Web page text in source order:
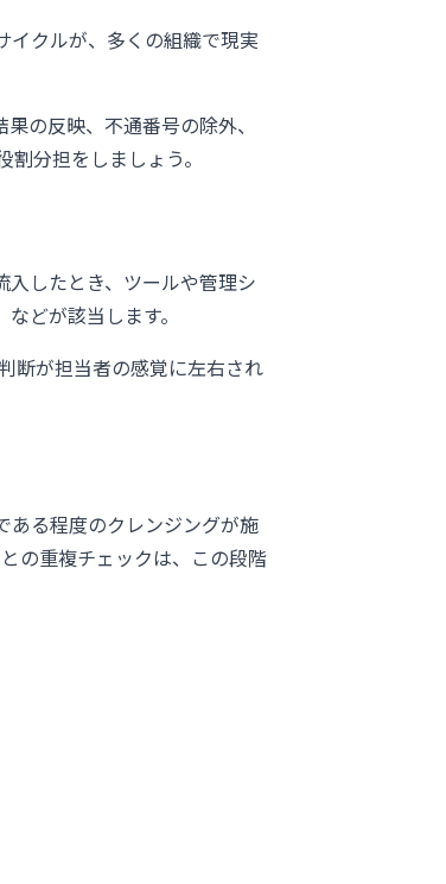
イクルが、多くの組織で現実
の反映、不通番号の除外、
分担をしましょう。
入したとき、ツールや管理シ
どが該当します。
断が担当者の感覚に左右され
ある程度のクレンジングが施
の重複チェックは、この段階